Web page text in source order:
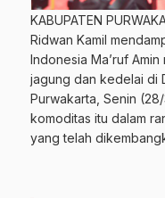
KABUPATEN
Ridwan Kamil
Indonesia Ma’ruf
jagung dan kedelai di
Purwakarta, Senin
komoditas itu dalam
yang telah